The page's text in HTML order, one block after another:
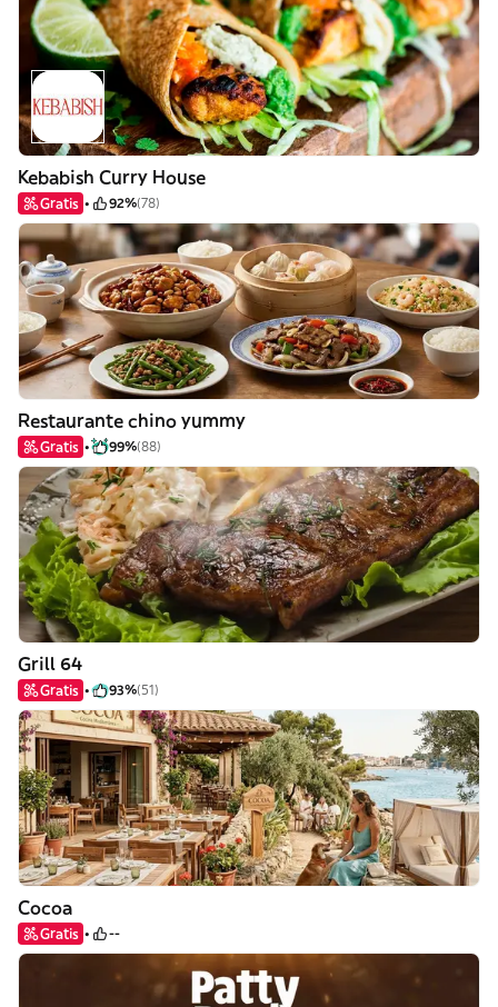
Kebabish Curry House
Gratis 92%(78)
Restaurante chino yummy
Gratis 99%(88)
Grill 64
Gratis 93%(51)
Cocoa
Gratis --